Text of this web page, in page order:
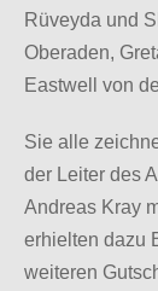
Rüveyda und
Oberaden,
Eastwell von
Sie alle
der Leiter des
Andreas Kray
erhielten dazu
weiteren